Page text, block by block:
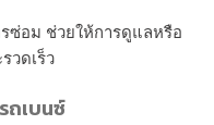
ซ่อม ช่วยให้การดูแลหรือ
วดเร็ว
ถเบนซ์